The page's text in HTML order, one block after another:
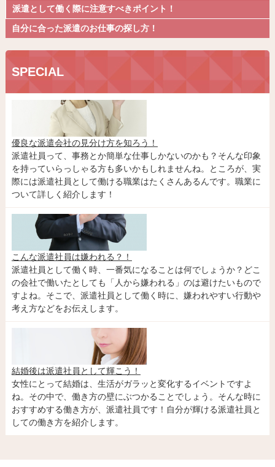
派遣として働く際に注意すべきポイント！
自分に合った派遣のお仕事の探し方！
SPECIAL
優良な派遣会社の見分け方を知ろう！
派遣社員って、事務とか簡単な仕事しかないのかも？そんな印象
を持っていらっしゃる方も多いかもしれませんね。ところが、実
際には派遣社員として働ける職業はたくさんあるんです。職業に
ついて詳しく紹介します！
こんな派遣社員は嫌われる？！
派遣社員として働く時、一番気になることは何でしょうか？どこ
の会社で働いたとしても「人から嫌われる」のは避けたいもので
すよね。そこで、派遣社員として働く時に、嫌われやすい行動や
考え方などをお伝えします。
結婚後は派遣社員として輝こう！
女性にとって結婚は、生活がガラッと変化するイベントですよ
ね。その中で、働き方の壁にぶつかることでしょう。そんな時に
おすすめする働き方が、派遣社員です！自分が輝ける派遣社員と
しての働き方を紹介します。